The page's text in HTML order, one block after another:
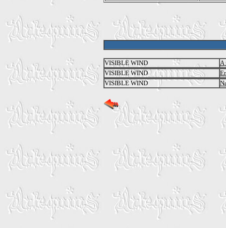
VISIBLE WIND
A
VISIBLE WIND
VISIBLE WIND